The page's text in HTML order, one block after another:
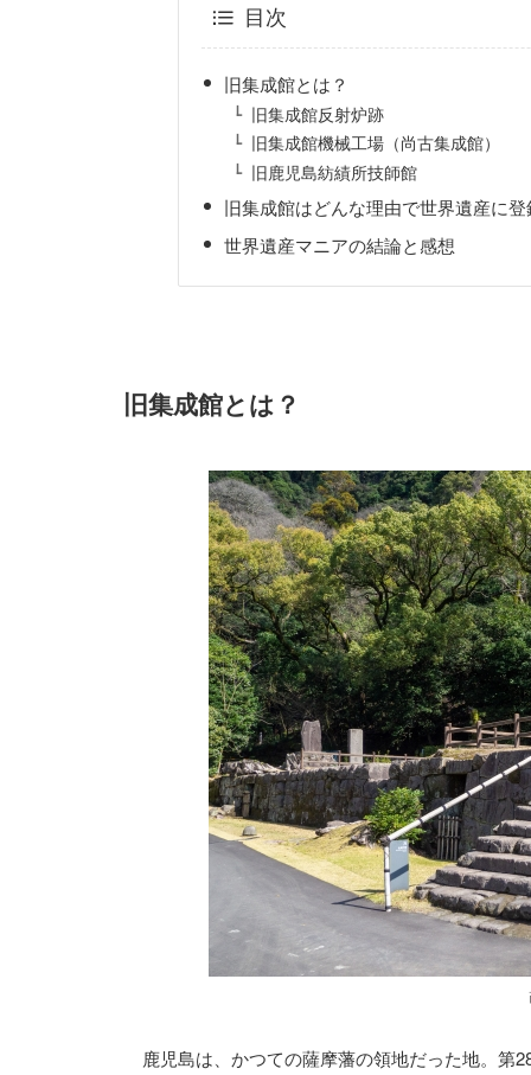
目次
旧集成館とは？
旧集成館反射炉跡
旧集成館機械工場（尚古集成館）
旧鹿児島紡績所技師館
旧集成館はどんな理由で世界遺産に
世界遺産マニアの結論と感想
旧集成館とは？
鹿児島は、かつての薩摩藩の領地だった地。第